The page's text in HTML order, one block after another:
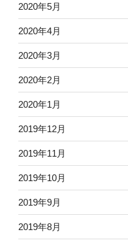
2020年5月
2020年4月
2020年3月
2020年2月
2020年1月
2019年12月
2019年11月
2019年10月
2019年9月
2019年8月